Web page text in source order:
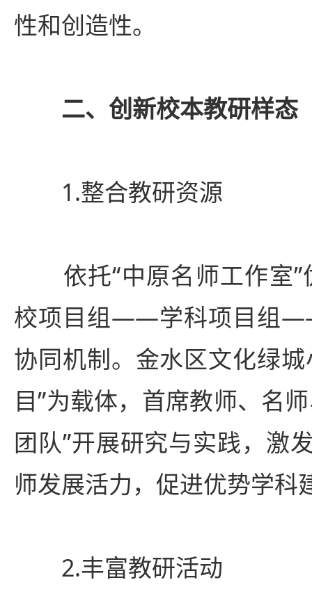
性和创造性。
二、创新校本教研样态
1.整合教研资源
依托“中原名师工作室”
校项目组——学科项目组
协同机制。 金水区文化绿
目”为载体，首席教师、名
团队”开展研究与实践，激
师发展活力，促进优势学科
2.丰富教研活动